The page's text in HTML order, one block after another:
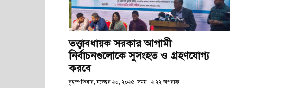
তত্ত্বাবধায়ক সরকার আগামী
নির্বাচনগুলোকে সুসংহত ও গ্রহণযোগ্য
করবে
বৃহস্পতিবার, নভেম্বর ২০, ২০২৫; সময় : ২:২২ অপরাহ্ণ